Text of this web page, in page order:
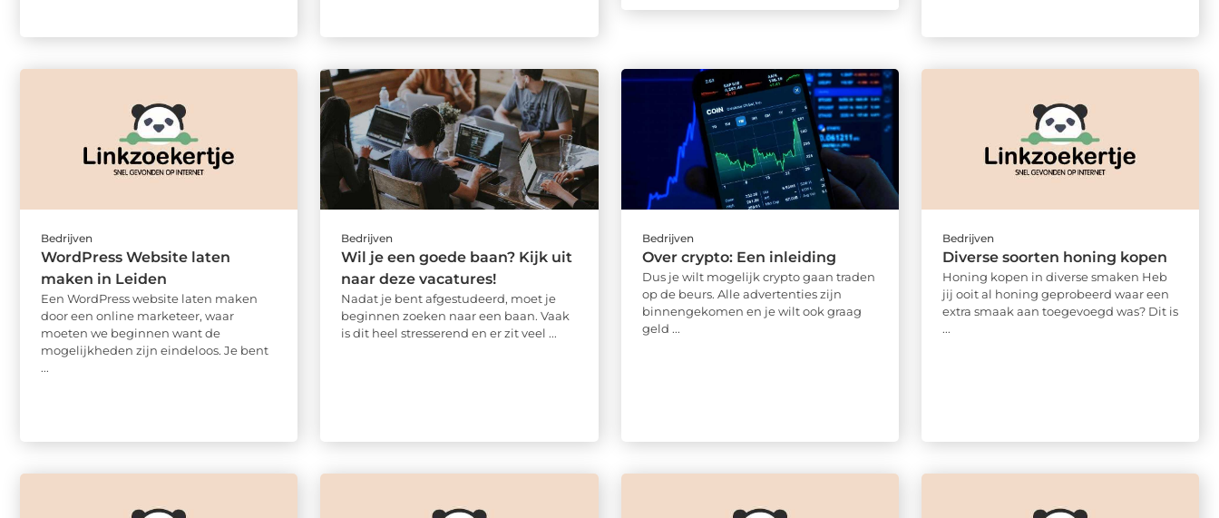
Bedrijven
WordPress Website laten
maken in Leiden
Een WordPress website laten maken
door een online marketeer, waar
moeten we beginnen want de
mogelijkheden zijn eindeloos. Je bent
...
Bedrijven
Wil je een goede baan? Kijk uit
naar deze vacatures!
Nadat je bent afgestudeerd, moet je
beginnen zoeken naar een baan. Vaak
is dit heel stresserend en er zit veel ...
Bedrijven
Over crypto: Een inleiding
Dus je wilt mogelijk crypto gaan traden
op de beurs. Alle advertenties zijn
binnengekomen en je wilt ook graag
geld ...
Bedrijven
Diverse soorten honing kopen
Honing kopen in diverse smaken Heb
jij ooit al honing geprobeerd waar een
extra smaak aan toegevoegd was? Dit is
...